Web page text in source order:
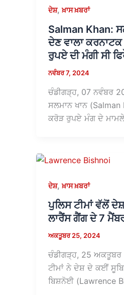
ਦੇਸ਼,ਖ਼ਾਸ ਖ਼ਬਰਾਂ
Salman Khan:
ਦੇਣ ਵਾਲਾ
ਰੁਪਏ ਦੀ ਮੰਗੀ ਸੀ
ਨਵੰਬਰ 7, 2024
ਚੰਡੀਗੜ੍ਹ, 07 ਨਵੰਬਰ
ਸਲਮਾਨ ਖਾਨ
ਕਰੋੜ ਰੁਪਏ ਮੰਗ ਦੇ
ਦੇਸ਼,ਖ਼ਾਸ ਖ਼ਬਰਾਂ
ਪੁਲਿਸ ਟੀਮਾਂ ਵੱਲੋਂ
ਲਾਰੈਂਸ ਗੈਂਗ ਦੇ 7
ਅਕਤੂਬਰ 25, 2024
ਚੰਡੀਗੜ੍ਹ, 25
ਟੀਮਾਂ ਨੇ ਦੇਸ਼ ਦੇ ਕਈਂ
ਬਿਸ਼ਨੋਈ (Lawrence